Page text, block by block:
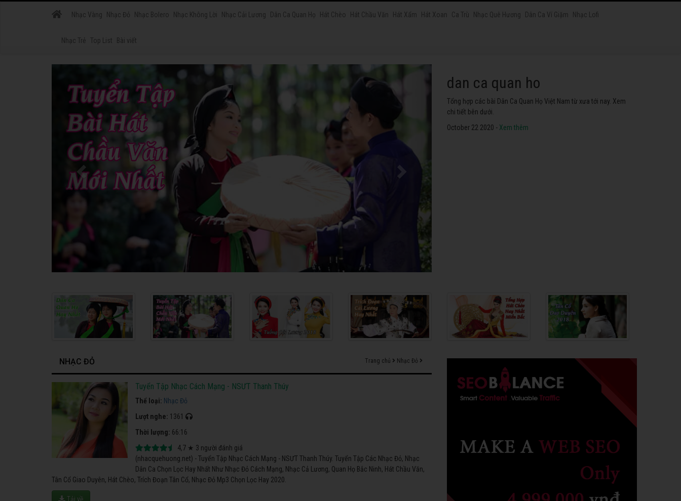
Nhạc Vàng Nhạc Đỏ Nhạc Bolero Nhạc Không Lời Nhạc Cải Lương Dân Ca Quan Họ Hát Chèo Hát Chầu Văn Hát Xẩm Hát Xoan Ca Trù Nhạc Quê Hương Dân Ca Ví Giặm Nhạc Lofi
Nhạc Trẻ Top List Bài viết
hat chau van
Tuyển tập các ca khúc hát Chầu Văn hay nhất ở Việt Nam. Không
thể không nghe thử.
October 22 2020 - Xem thêm
NHẠC ĐỎ Trang chủ Nhạc Đỏ
Tuyển Tập Nhạc Cách Mạng - NSƯT Thanh Thúy
Thể loại: Nhạc Đỏ
Lượt nghe: 1361
Thời lượng: 66:16
4,7 ★ 3 người đánh giá
(nhacquehuong.net) - Tuyển Tập Nhạc Cách Mạng - NSƯT Thanh Thúy. Tuyển Tập Các Nhạc Đỏ, Nhạc
Dân Ca Chọn Lọc Hay Nhất Như Nhạc Đỏ Cách Mạng, Nhạc Cả Lương, Quan Họ Bắc Ninh, Hát Chầu Văn,
Tân Cổ Giao Duyên, Hát Chèo, Trích Đoạn Tân Cổ, Nhạc Đỏ Mp3 Chọn Lọc Hay 2020.
Tải về